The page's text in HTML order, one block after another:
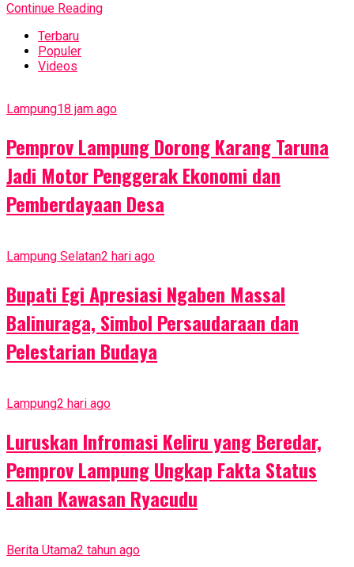
Continue Reading
Terbaru
Populer
Videos
Lampung18 jam ago
Pemprov Lampung Dorong Karang Taruna
Jadi Motor Penggerak Ekonomi dan
Pemberdayaan Desa
Lampung Selatan2 hari ago
Bupati Egi Apresiasi Ngaben Massal
Balinuraga, Simbol Persaudaraan dan
Pelestarian Budaya
Lampung2 hari ago
Luruskan Infromasi Keliru yang Beredar,
Pemprov Lampung Ungkap Fakta Status
Lahan Kawasan Ryacudu
Berita Utama2 tahun ago